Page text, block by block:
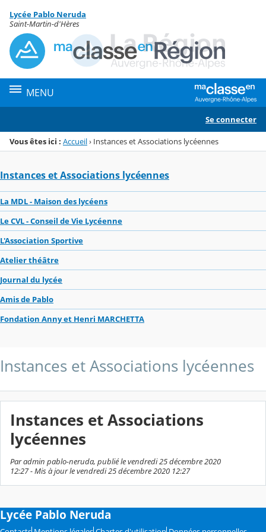
Menu de la rubrique
Contenu
Lycée Pablo Neruda
Saint-Martin-d'Hères
MENU
Se connecter
Vous êtes ici : Accueil› Instances et Associations lycéennes
Instances et Associations lycéennes
La MDL - Maison des lycéens
Le CVL - Conseil de Vie Lycéenne
L'Association Sportive
Atelier théâtre
Journal du lycée
Amis de Pablo
Fondation Anny et Henri MARCHETTA
Instances et Associations lycéennes
Instances et Associations
lycéennes
Par admin pablo-neruda, publié le vendredi 25 décembre 2020
12:27 - Mis à jour le vendredi 25 décembre 2020 12:27
Lycée Pablo Neruda